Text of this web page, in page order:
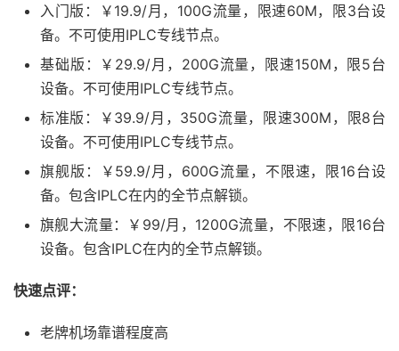
入门版：￥19.9/月，100G流量，限速60M，限3台设
备。不可使用IPLC专线节点。
基础版：￥29.9/月，200G流量，限速150M，限5台
设备。不可使用IPLC专线节点。
标准版：￥39.9/月，350G流量，限速300M，限8台
设备。不可使用IPLC专线节点。
旗舰版：￥59.9/月，600G流量，不限速，限16台设
备。包含IPLC在内的全节点解锁。
旗舰大流量：￥99/月，1200G流量，不限速，限16台
设备。包含IPLC在内的全节点解锁。
快速点评：
老牌机场靠谱程度高